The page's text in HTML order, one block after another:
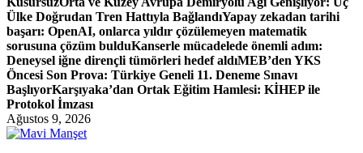
Ülke Doğrudan Tren Hattıyla BağlandıYapay zekadan tarihi
başarı: OpenAI, onlarca yıldır çözülemeyen matematik
sorusuna çözüm bulduKanserle mücadelede önemli adım:
Deneysel iğne dirençli tümörleri hedef aldıMEB’den YKS
Öncesi Son Prova: Türkiye Geneli 11. Deneme Sınavı
BaşlıyorKarşıyaka’dan Ortak Eğitim Hamlesi: KİHEP ile
Protokol İmzası
Ağustos 9, 2026